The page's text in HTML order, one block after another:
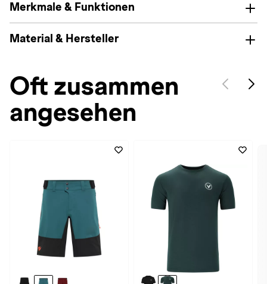
Merkmale & Funktionen
Material & Hersteller
Oft zusammen
angesehen